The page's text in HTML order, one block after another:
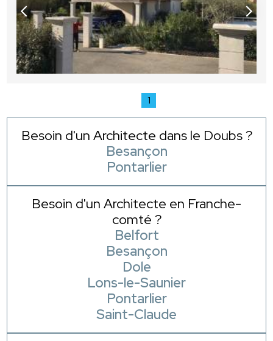
1
Besoin d'un Architecte dans le Doubs ?
Besançon
Pontarlier
Besoin d'un Architecte en Franche-
comté ?
Belfort
Besançon
Dole
Lons-le-Saunier
Pontarlier
Saint-Claude